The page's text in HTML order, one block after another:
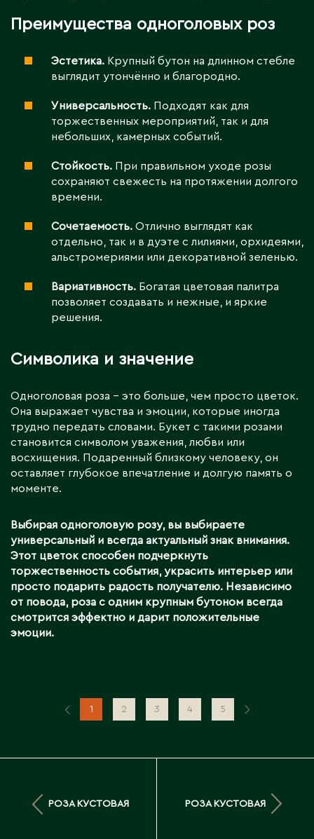
Преимущества одноголовых роз
Эстетика. Крупный бутон на длинном стебле
выглядит утончённо и благородно.
Универсальность. Подходят как для
торжественных мероприятий, так и для
небольших, камерных событий.
Стойкость. При правильном уходе розы
сохраняют свежесть на протяжении долгого
времени.
Сочетаемость. Отлично выглядят как
отдельно, так и в дуэте с лилиями, орхидеями,
альстромериями или декоративной зеленью.
Вариативность. Богатая цветовая палитра
позволяет создавать и нежные, и яркие
решения.
Символика и значение
Одноголовая роза – это больше, чем просто цветок.
Она выражает чувства и эмоции, которые иногда
трудно передать словами. Букет с такими розами
становится символом уважения, любви или
восхищения. Подаренный близкому человеку, он
оставляет глубокое впечатление и долгую память о
моменте.
Выбирая одноголовую розу, вы выбираете
универсальный и всегда актуальный знак внимания.
Этот цветок способен подчеркнуть
торжественность события, украсить интерьер или
просто подарить радость получателю. Независимо
от повода, роза с одним крупным бутоном всегда
смотрится эффектно и дарит положительные
эмоции.
1 2 3 4 5
РОЗА КУСТОВАЯ РОЗА КУСТОВАЯ